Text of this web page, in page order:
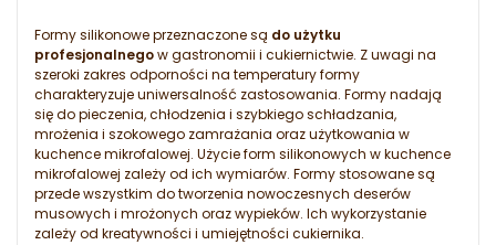
Formy silikonowe przeznaczone są do użytku
profesjonalnegow gastronomii i cukiernictwie. Z uwagi na
szeroki zakres odporności na temperatury formy
charakteryzuje uniwersalność zastosowania. Formy nadają
się do pieczenia, chłodzenia i szybkiego schładzania,
mrożenia i szokowego zamrażania oraz użytkowania w
kuchence mikrofalowej. Użycie form silikonowych w kuchence
mikrofalowej zależy od ich wymiarów. Formy stosowane są
przede wszystkim do tworzenia nowoczesnych deserów
musowych i mrożonych oraz wypieków. Ich wykorzystanie
zależy od kreatywności i umiejętności cukiernika.